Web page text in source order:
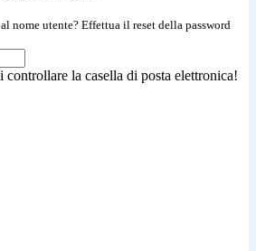
nome utente? Effettua il reset della password
la casella di posta elettronica!